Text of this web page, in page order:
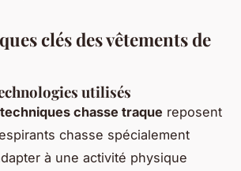
clés des vêtements de
utilisés
chasse traque reposent
chasse spécialement
à une activité physique